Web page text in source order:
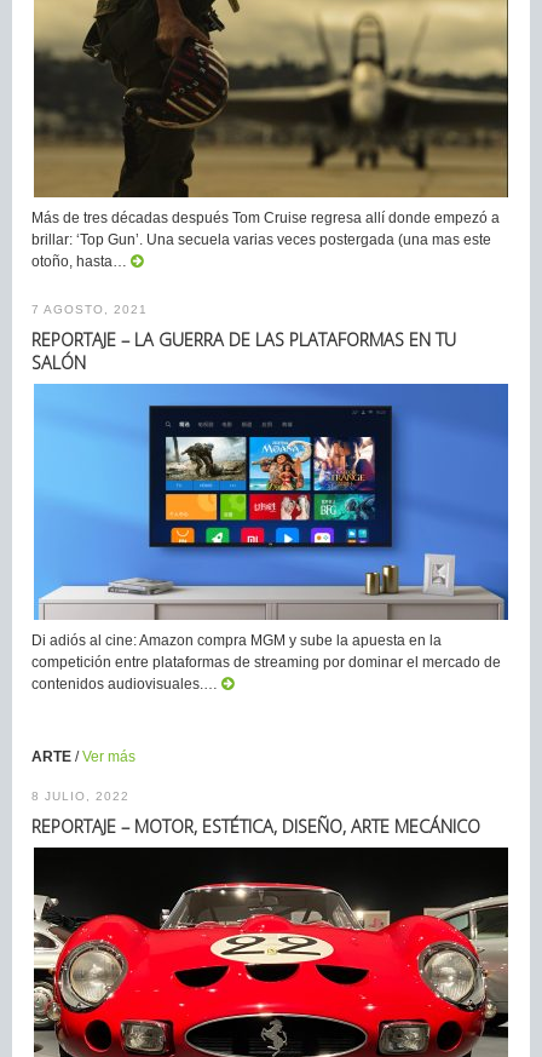
Más de tres décadas después Tom Cruise regresa allí donde empezó a
brillar: ‘Top Gun’. Una secuela varias veces postergada (una mas este
otoño, hasta…
7 AGOSTO, 2021
REPORTAJE – LA GUERRA DE LAS PLATAFORMAS EN TU
SALÓN
Di adiós al cine: Amazon compra MGM y sube la apuesta en la
competición entre plataformas de streaming por dominar el mercado de
contenidos audiovisuales.…
ARTE /Ver más
8 JULIO, 2022
REPORTAJE – MOTOR, ESTÉTICA, DISEÑO, ARTE MECÁNICO